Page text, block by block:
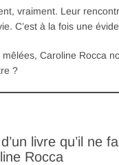
vraiment. Leur
C’est à la fois une
Caroline Rocca
?
livre qu’il ne
Rocca